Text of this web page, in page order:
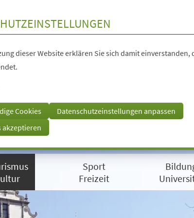
dieser Website erklären Sie sich damit einverstanden,
Cookies
Datenschutzeinstellungen anpassen
akzeptieren
Sport
Freizeit